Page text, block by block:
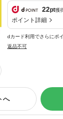
22pt獲
ポイント詳細
dカード利用でさらにポ
返品不可
へ